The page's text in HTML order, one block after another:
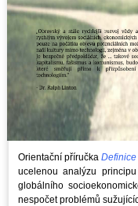
Orientační příručka Definice
ucelenou analýzu
globálního
nespočet problémů